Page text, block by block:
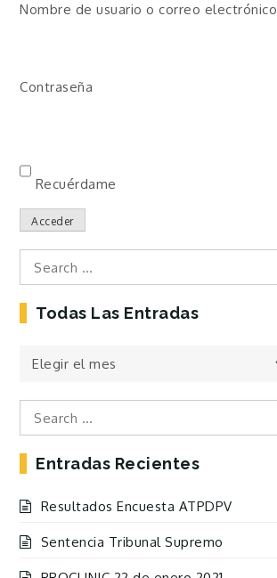
Nombre de usuario o correo electrónico
Contraseña
Recuérdame
Acceder
Search
for:
Todas Las Entradas
Todas
Entradas
Search
for:
Entradas Recientes
Resultados Encuesta ATPDPV
Sentencia Tribunal Supremo